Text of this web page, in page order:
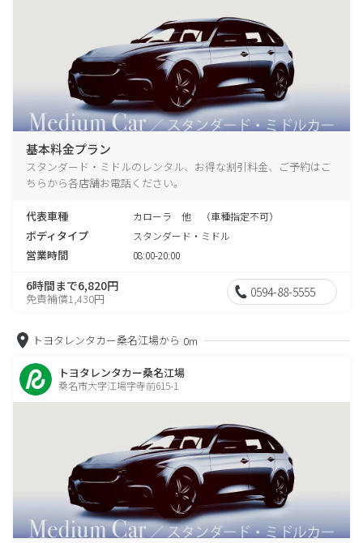
基本料金プラン
スタンダード・ミドルのレンタル、お得な割引料金、ご予約はこ
ちらから各店舗お電話ください。
代表車種 カローラ 他 （車種指定不可）
ボディタイプ スタンダード・ミドル
営業時間 08:00-20:00
6時間まで6,820円
免責補償1,430円 0594-88-5555
トヨタレンタカー桑名江場から 0m
トヨタレンタカー桑名江場
桑名市大字江場字寺前615-1